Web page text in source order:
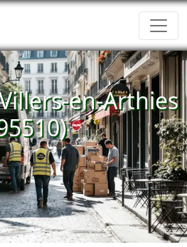
en-Arthies